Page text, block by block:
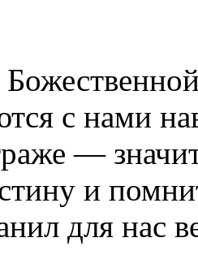
с нами
—
и
для нас